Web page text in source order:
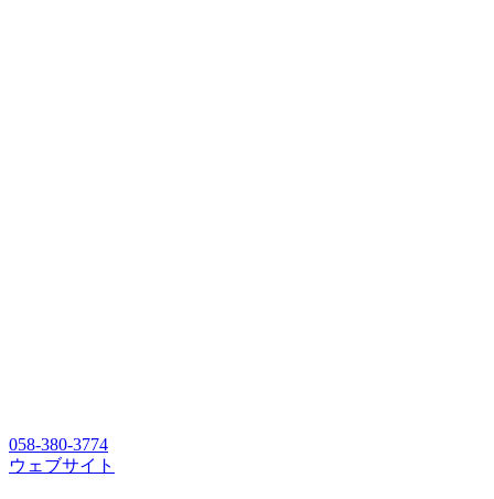
058-380-3774
ウェブサイト